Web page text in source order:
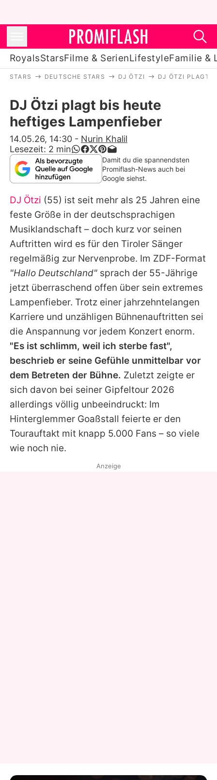
RoyalsStarsFilme & SerienLifestyleFamilie &
Stars
Filme & Serien
Lifestyle
Familie & Liebe
Alle Themen auf Promiflash
Jobs
App runterladen
Team
Redaktionelle Richtlinien
Impressum
Datenschutzerklärung
Nutzungsbedingungen
Utiq verwalten
STARS DEUTSCHE STARS DJ ÖTZI DJ ÖTZI PLAGT
DJ Ötzi plagt bis heute
heftiges Lampenfieber
14.05.26, 14:30 - Nurin Khalil
Lesezeit: 2 min
Damit du die spannendsten
Promiflash-News auch bei
Google siehst.
DJ Ötzi (55) ist seit mehr als 25 Jahren eine
feste Größe in der deutschsprachigen
Musiklandschaft – doch kurz vor seinen
Auftritten wird es für den Tiroler Sänger
regelmäßig zur Nervenprobe. Im ZDF-Format
"Hallo Deutschland" sprach der 55-Jährige
jetzt überraschend offen über sein extremes
Lampenfieber. Trotz einer jahrzehntelangen
Karriere und unzähligen Bühnenauftritten sei
die Anspannung vor jedem Konzert enorm.
"Es ist schlimm, weil ich sterbe fast",
beschrieb er seine Gefühle unmittelbar vor
dem Betreten der Bühne. Zuletzt zeigte er
sich davon bei seiner Gipfeltour 2026
allerdings völlig unbeeindruckt: Im
Hinterglemmer Goaßstall feierte er den
Tourauftakt mit knapp 5.000 Fans – so viele
wie noch nie.
Anzeige